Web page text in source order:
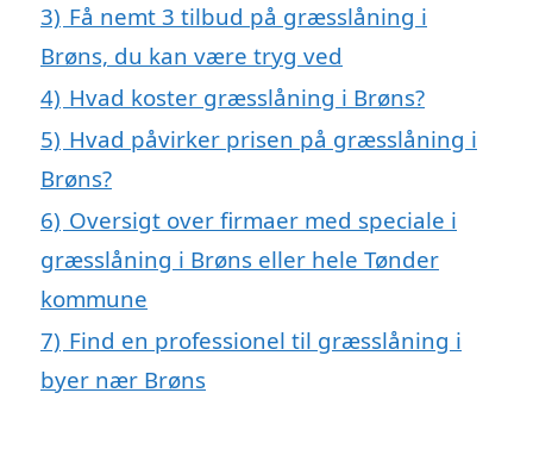
3) Få nemt 3 tilbud på græsslåning i
Brøns, du kan være tryg ved
4) Hvad koster græsslåning i Brøns?
5) Hvad påvirker prisen på græsslåning i
Brøns?
6) Oversigt over firmaer med speciale i
græsslåning i Brøns eller hele Tønder
kommune
7) Find en professionel til græsslåning i
byer nær Brøns